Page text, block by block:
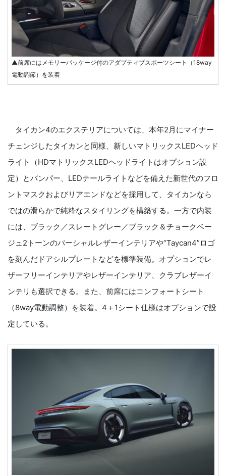
▲前席にはメモリーパッケージ付のアダプティブスポーツシート（18way
電動調節）を装着
タイカン4のエクステリアについては、本年2月にマイナー
チェンジしたタイカンと同様、新しいマトリックスLEDヘッド
ライト（HDマトリックスLEDヘッドライトはオプション設
定）とバンパー、LEDテールライトなどを備えた新世代のフロ
ントマスクおよびリアエンドなどを採用して、タイカンなら
ではの滑らかで純粋なスタイリングを構築する。一方で内装
には、ブラック／スレートグレー／ブラック＆チョークベー
ジュ2トーンのパーシャルレザーインテリアや“Taycan4”ロゴ
を刻んだドアシルプレートなどを標準装備。オプションでレ
ザーフリーインテリアやレザーインテリア、クラブレザーイ
ンテリも選択できる。また、前席にはコンフォートシート
（8way電動調整）を装着。4＋1シート仕様はオプションで設
定している。